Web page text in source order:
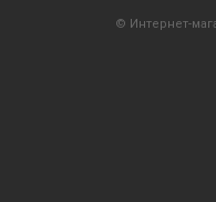
© Интернет-